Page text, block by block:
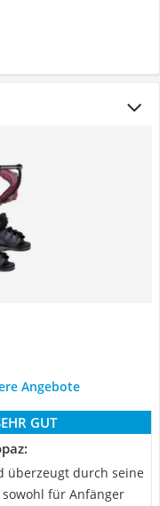
Angebote
GUT
überzeugt durch seine
für Anfänger